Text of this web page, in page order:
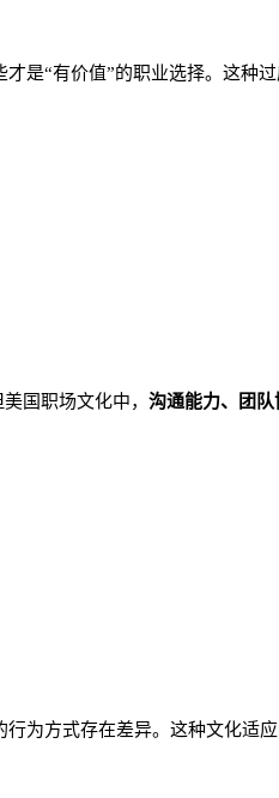
是“有价值”的职业选择。这种
国职场文化中， 沟通能力、团
为方式存在差异。这种文化适